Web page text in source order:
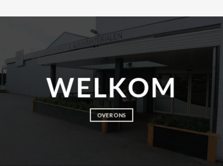
WELKOM
OVER ONS